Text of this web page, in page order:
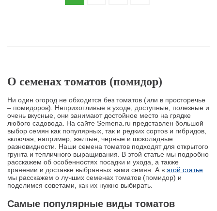
О семенах томатов (помидор)
Ни один огород не обходится без томатов (или в просторечье
– помидоров). Неприхотливые в уходе, доступные, полезные и
очень вкусные, они занимают достойное место на грядке
любого садовода. На сайте Semena.ru представлен большой
выбор семян как популярных, так и редких сортов и гибридов,
включая, например, желтые, черные и шоколадные
разновидности. Наши семена томатов подходят для открытого
грунта и тепличного выращивания. В этой статье мы подробно
расскажем об особенностях посадки и ухода, а также
хранении и доставке выбранных вами семян. А в этой статье
мы расскажем о лучших семенах томатов (помидор) и
поделимся советами, как их нужно выбирать.
Самые популярные виды томатов